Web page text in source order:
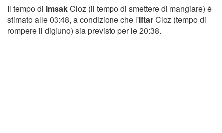
Il tempo di imsakCloz (il tempo di smettere di mangiare) è
stimato alle 03:48, a condizione che l'IftarCloz (tempo di
rompere il digiuno) sia previsto per le 20:38.